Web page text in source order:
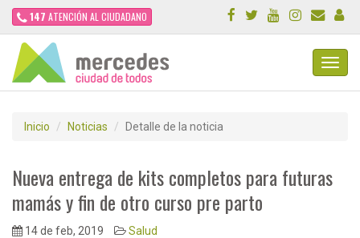
147 ATENCIÓN AL CIUDADANO
Inicio Noticias Detalle de la noticia
Nueva entrega de kits completos para futuras
mamás y fin de otro curso pre parto
14 de feb, 2019 Salud